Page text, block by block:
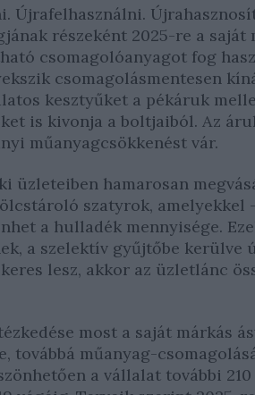
Újrafelhasználni.
részeként 2025-re a saját
csomagolóanyagot fog
csomagolásmentesen
kesztyűket a pékáruk
is kivonja a boltjaiból. Az
műanyagcsökkenést vár.
üzleteiben hamarosan
szatyrok,
a hulladék mennyisége.
a szelektív gyűjtőbe kerülve
lesz, akkor az üzletlánc
most a saját márkás
továbbá műanyag-
a vállalat további